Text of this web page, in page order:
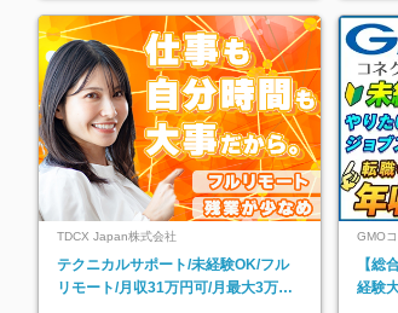
TDCX Japan株式会社
テクニカルサポート/未経験OK/フル
リモート/月収31万円可/月最大3万の
GMO
ットグ
【総
経験